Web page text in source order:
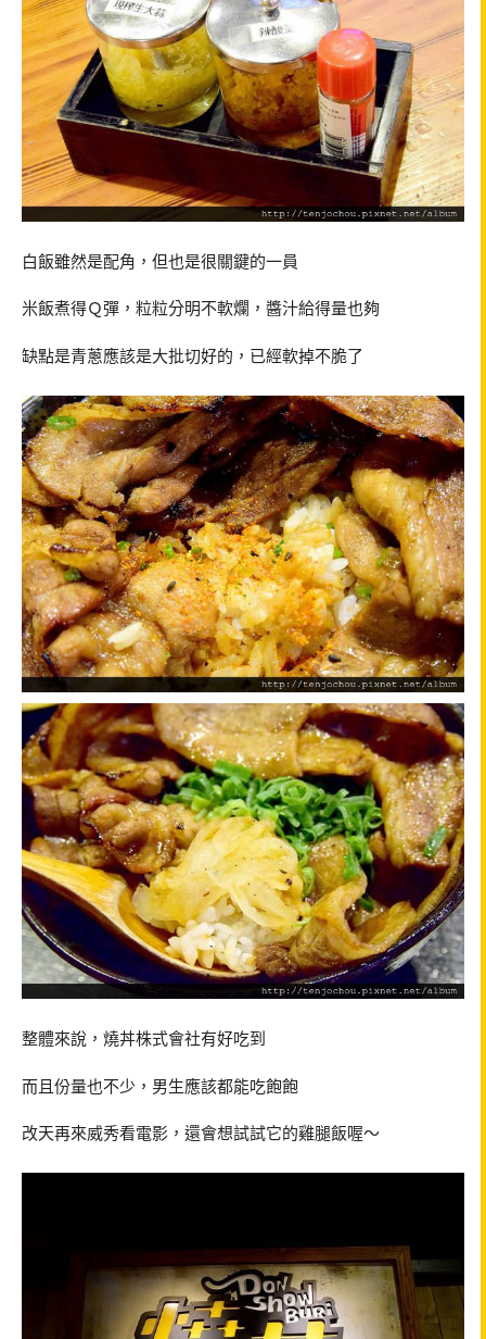
白飯雖然是配角，但也是很關鍵的一員
米飯煮得Ｑ彈，粒粒分明不軟爛，醬汁給得量也夠
缺點是青蔥應該是大批切好的，已經軟掉不脆了
整體來說，燒丼株式會社有好吃到
而且份量也不少，男生應該都能吃飽飽
改天再來威秀看電影，還會想試試它的雞腿飯喔～